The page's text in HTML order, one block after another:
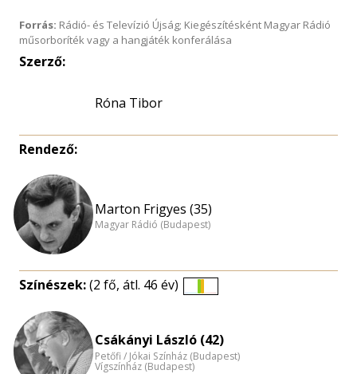
Forrás: Rádió- és Televízió Újság; Kiegészítésként Magyar Rádió
műsorboríték vagy a hangjáték konferálása
Szerző:
Róna Tibor
Rendező:
Marton Frigyes (35)
Magyar Rádió (Budapest)
Színészek:(2 fő, átl. 46 év)
nagyítása
Csákányi László (42)
Petőfi / Jókai Színház (Budapest)
Vígszínház (Budapest)